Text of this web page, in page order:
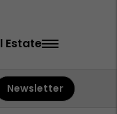
Estate
Newsletter